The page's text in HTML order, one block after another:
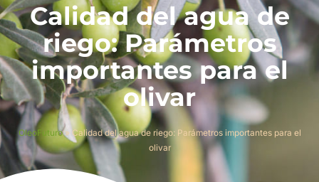
Calidad del agua de
riego: Parámetros
importantes para el
olivar
OleoFuturo» Calidad del agua de riego: Parámetros importantes para el
olivar